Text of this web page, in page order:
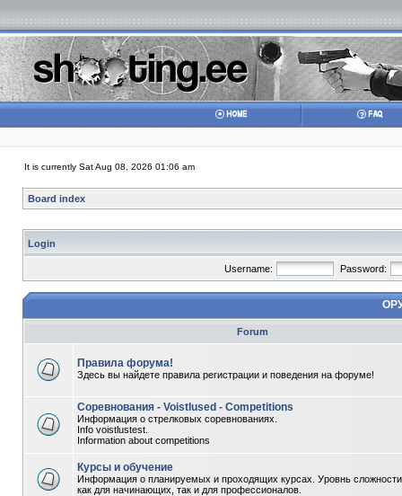
It is currently Sat Aug 08, 2026 01:06 am
Board index
Login
Username: Password:
Forum
Правила форума!
Здесь вы найдете правила регистрации и поведения на форуме!
Соревнования - Voistlused - Competitions
Информация о стрелковых соревнованиях.
Info voistlustest.
Information about competitions
Курсы и обучение
Информация о планируемых и проходящих курсах. Уровнь
как для начинающих, так и для профессионалов.